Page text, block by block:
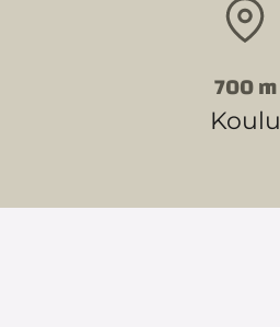
700 m
Koulu